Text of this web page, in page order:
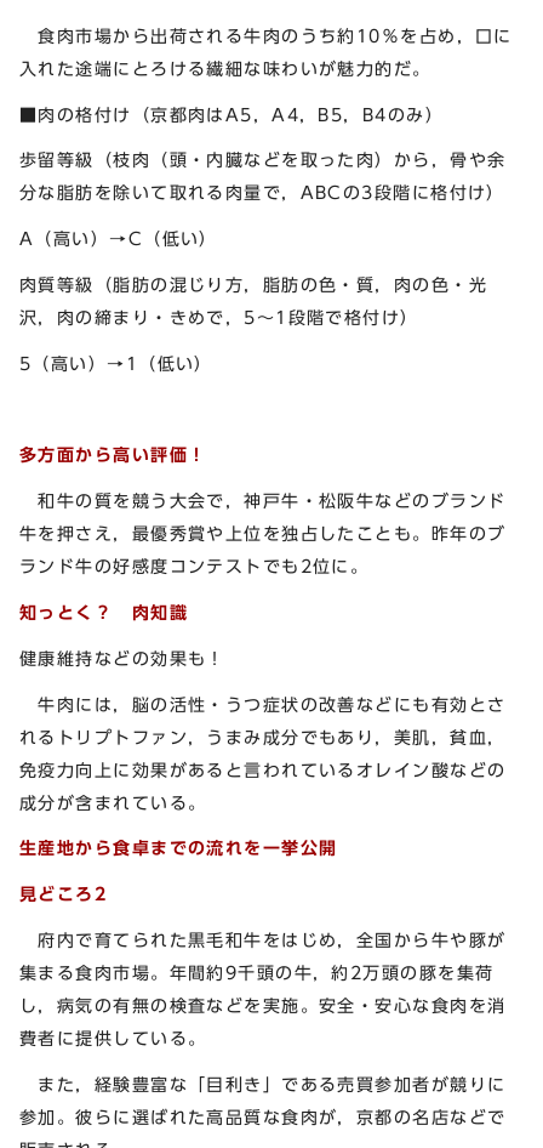
食肉市場から出荷される牛肉のうち約10％を占め，口に
入れた途端にとろける繊細な味わいが魅力的だ。
■肉の格付け（京都肉はA5，A4，B5，B4のみ）
歩留等級（枝肉（頭・内臓などを取った肉）から，骨や余
分な脂肪を除いて取れる肉量で，ABCの3段階に格付け）
A（高い）→C（低い）
肉質等級（脂肪の混じり方，脂肪の色・質，肉の色・光
沢，肉の締まり・きめで，5～1段階で格付け）
5（高い）→1（低い）
多方面から高い評価！
和牛の質を競う大会で，神戸牛・松阪牛などのブランド
牛を押さえ，最優秀賞や上位を独占したことも。昨年のブ
ランド牛の好感度コンテストでも2位に。
知っとく？ 肉知識
健康維持などの効果も！
牛肉には，脳の活性・うつ症状の改善などにも有効とさ
れるトリプトファン，うまみ成分でもあり，美肌，貧血，
免疫力向上に効果があると言われているオレイン酸などの
成分が含まれている。
生産地から食卓までの流れを一挙公開
見どころ2
府内で育てられた黒毛和牛をはじめ，全国から牛や豚が
集まる食肉市場。年間約9千頭の牛，約2万頭の豚を集荷
し，病気の有無の検査などを実施。安全・安心な食肉を消
費者に提供している。
また，経験豊富な「目利き」である売買参加者が競りに
参加。彼らに選ばれた高品質な食肉が，京都の名店などで